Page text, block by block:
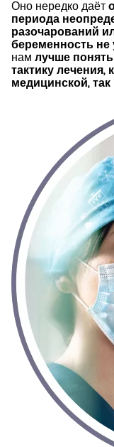
Оно нередко даёт
периода
разочарований
беременность не
нам лучше
тактику лечения,
медицинской, так